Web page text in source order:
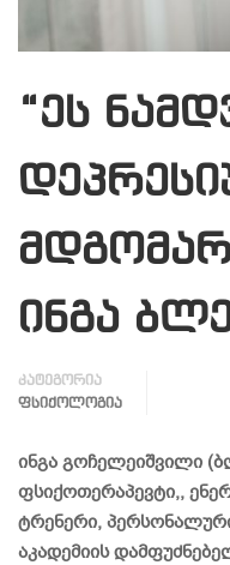
“ეს
ინგა
კატეგორია
ᲤᲡᲘᲥᲝᲚᲝᲒᲘᲐ
ინგა გოჩელეიშვილი
ფსიქოთერაპევტი,,
ტრენერი,
აკადემიის